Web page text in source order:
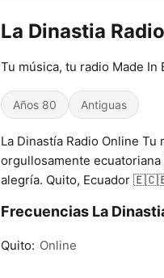
La Dinastia
Tu música, tu radio Made
Años 80 Antiguas
La Dinastía Radio Online
orgullosamente
alegría. Quito, Ecuador
Frecuencias La
Quito: Online